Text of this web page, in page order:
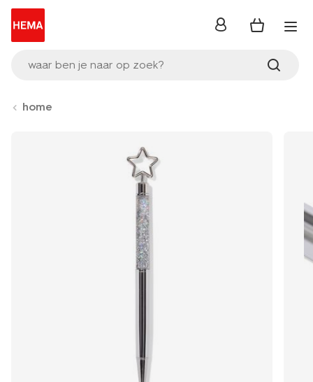
waar ben je naar op zoek?
inloggen
home